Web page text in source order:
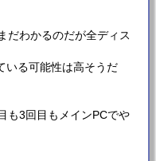
だわかるのだが全ディス
いる可能性は高そうだ
も3回目もメインPCでや